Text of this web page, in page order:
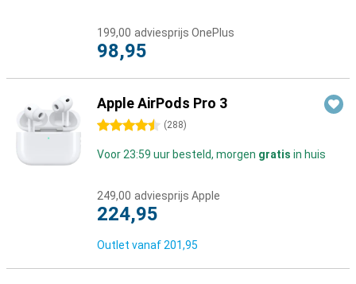
199,00 adviesprijs OnePlus
98,95
Apple AirPods Pro 3
4.5 sterren (288)
Voor 23:59 uur besteld, morgen gratis in huis
249,00 adviesprijs Apple
224,95
Outlet vanaf 201,95